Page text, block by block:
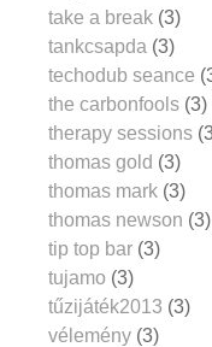
take a break (3)
tankcsapda (3)
techodub seance
the carbonfools (3)
therapy sessions
thomas gold (3)
thomas mark (3)
thomas newson (3)
tip top bar (3)
tujamo (3)
tűzijáték2013 (3)
vélemény (3)